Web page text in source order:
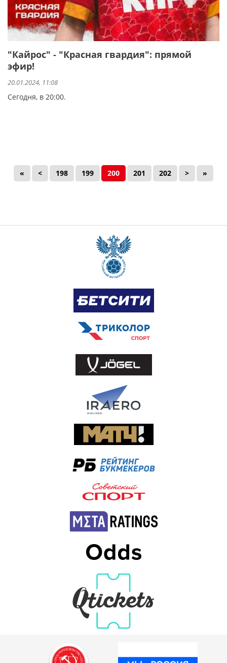
"Кайрос" - "Красная гвардия": прямой
эфир!
20.01.2024, 11:08
Сегодня, в 20:00.
« < 198 199 200 201 202 > »